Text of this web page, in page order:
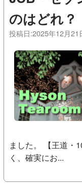
のはどれ？
投稿日:2025年12月21
ました。 【王道・
く、確実にお...